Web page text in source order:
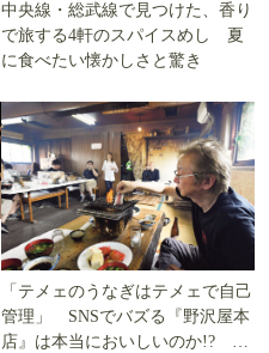
中央線・総武線で見つけた、香り
で旅する4軒のスパイスめし 夏
に食べたい懐かしさと驚き
「テメェのうなぎはテメェで自己
管理」 SNSでバズる『野沢屋本
店』は本当においしいのか!? い